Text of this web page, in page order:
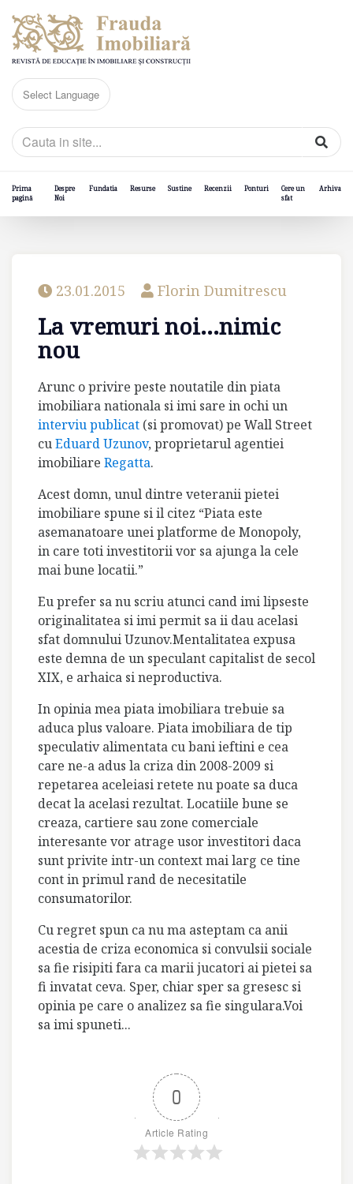
Prima
pagină
Despre
Noi
Fundatia Resurse Sustine Recenzii Ponturi
Cere un
sfat
Arhiva
23.01.2015 Florin Dumitrescu
La vremuri noi…nimic
nou
Arunc o privire peste noutatile din piata
imobiliara nationala si imi sare in ochi un
interviu publicat (si promovat) pe Wall Street
cuEduard Uzunov, proprietarul agentiei
imobiliare Regatta.
Acest domn, unul dintre veteranii pietei
imobiliare spune si il citez “Piata este
asemanatoare unei platforme de Monopoly,
in care toti investitorii vor sa ajunga la cele
mai bune locatii.”
Eu prefer sa nu scriu atunci cand imi lipseste
originalitatea si imi permit sa ii dau acelasi
sfat domnului Uzunov.Mentalitatea expusa
este demna de un speculant capitalist de secol
XIX, e arhaica si neproductiva.
In opinia mea piata imobiliara trebuie sa
aduca plus valoare. Piata imobiliara de tip
speculativ alimentata cu bani ieftini e cea
care ne-a adus la criza din 2008-2009 si
repetarea aceleiasi retete nu poate sa duca
decat la acelasi rezultat. Locatiile bune se
creaza, cartiere sau zone comerciale
interesante vor atrage usor investitori daca
sunt privite intr-un context mai larg ce tine
cont in primul rand de necesitatile
consumatorilor.
Cu regret spun ca nu ma asteptam ca anii
acestia de criza economica si convulsii sociale
sa fie risipiti fara ca marii jucatori ai pietei sa
fi invatat ceva. Sper, chiar sper sa gresesc si
opinia pe care o analizez sa fie singulara.Voi
sa imi spuneti...
0
Article Rating